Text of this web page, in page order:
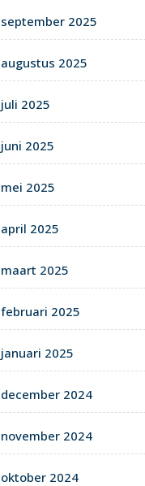
september 2025
augustus 2025
juli 2025
juni 2025
mei 2025
april 2025
maart 2025
februari 2025
januari 2025
december 2024
november 2024
oktober 2024